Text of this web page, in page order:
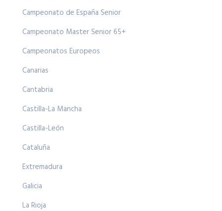
Campeonato de España Senior
Campeonato Master Senior 65+
Campeonatos Europeos
Canarias
Cantabria
Castilla-La Mancha
Castilla-León
Cataluña
Extremadura
Galicia
La Rioja